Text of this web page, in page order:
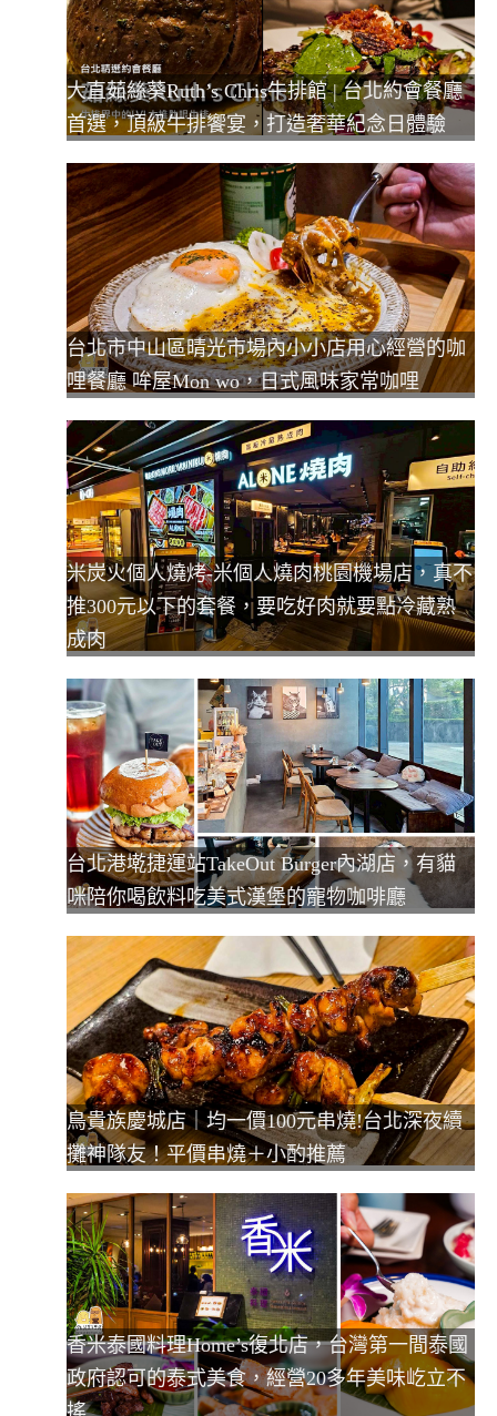
大直茹絲葵Ruth’s Chris牛排館 | 台北約會餐廳
首選，頂級牛排饗宴，打造奢華紀念日體驗
台北市中山區晴光市場內小小店用心經營的咖
哩餐廳 哞屋Mon wo，日式風味家常咖哩
米炭火個人燒烤-米個人燒肉桃園機場店，真不
推300元以下的套餐，要吃好肉就要點冷藏熟
成肉
台北港墘捷運站TakeOut Burger內湖店，有貓
咪陪你喝飲料吃美式漢堡的寵物咖啡廳
鳥貴族慶城店｜均一價100元串燒!台北深夜續
攤神隊友！平價串燒＋小酌推薦
香米泰國料理Home’s復北店，台灣第一間泰國
政府認可的泰式美食，經營20多年美味屹立不